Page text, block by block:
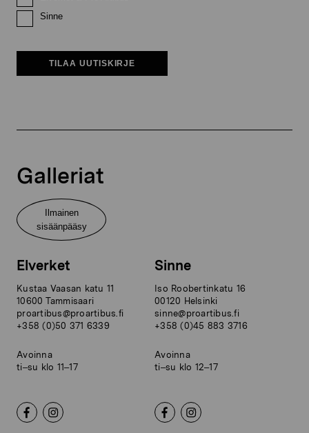
Sinne
TILAA UUTISKIRJE
Galleriat
Ilmainen
sisäänpääsy
Elverket
Kustaa Vaasan katu 11
10600 Tammisaari
proartibus@proartibus.fi
+358 (0)50 371 6339
Avoinna
ti–su klo 11–17
Sinne
Iso Roobertinkatu 16
00120 Helsinki
sinne@proartibus.fi
+358 (0)45 883 3716
Avoinna
ti–su klo 12–17